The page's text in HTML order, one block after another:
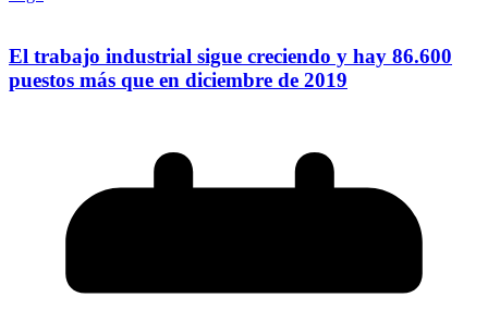
El trabajo industrial sigue creciendo y hay 86.600
puestos más que en diciembre de 2019